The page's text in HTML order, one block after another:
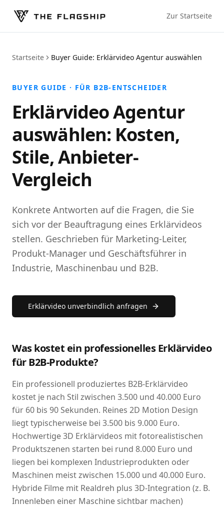
Zur Startseite
Startseite Buyer Guide: Erklärvideo Agentur auswählen
BUYER GUIDE · FÜR B2B-ENTSCHEIDER
Erklärvideo Agentur
auswählen: Kosten,
Stile, Anbieter-
Vergleich
Konkrete Antworten auf die Fragen, die Sie
sich vor der Beauftragung eines Erklärvideos
stellen. Geschrieben für Marketing-Leiter,
Produkt-Manager und Geschäftsführer in
Industrie, Maschinenbau und B2B.
Erklärvideo unverbindlich anfragen
Was kostet ein professionelles Erklärvideo
für B2B-Produkte?
Ein professionell produziertes B2B-Erklärvideo
kostet je nach Stil zwischen 3.500 und 40.000 Euro
für 60 bis 90 Sekunden. Reines 2D Motion Design
liegt typischerweise bei 3.500 bis 9.000 Euro.
Hochwertige 3D Erklärvideos mit fotorealistischen
Produktszenen starten bei rund 8.000 Euro und
liegen bei komplexen Industrieprodukten oder
Maschinen meist zwischen 15.000 und 40.000 Euro.
Hybride Filme mit Realdreh plus 3D-Integration (z. B.
Innenleben einer Maschine sichtbar machen)